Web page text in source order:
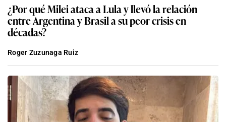
¿Por qué Milei ataca a Lula y llevó la relación
entre Argentina y Brasil a su peor crisis en
décadas?
Roger Zuzunaga Ruiz